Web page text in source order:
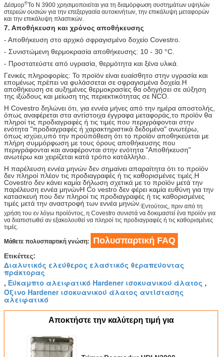
Δέσμορ®Το N 3900 χρησιμοποιείται για τη διαμόρφωση συστημάτων υψηλών
στερεών ουσιών για την επεξεργασία αυτοκινήτων, την επικάλυψη μεταφορών
και την επικάλυψη πλαστικών.
7. Αποθήκευση και χρόνος αποθήκευσης
- Αποθήκευση στο αρχικό σφραγισμένο δοχείο Covestro.
- Συνιστώμενη θερμοκρασία αποθήκευσης: 10 - 30 °C.
- Προστατεύστε από υγρασία, θερμότητα και ξένα υλικά.
Γενικές πληροφορίες: Το προϊόν είναι ευαίσθητο στην υγρασία και
επομένως πρέπει να φυλάσσεται σε σφραγισμένα δοχεία.Η
αποθήκευση σε αυξημένες θερμοκρασίες θα οδηγήσει σε αύξηση
της ιξώδους και μείωση της περιεκτικότητας σε NCO.
Η Covestro δηλώνει ότι, για εννέα μήνες από την ημέρα αποστολής,
όπως αναφέρεται στα αντίστοιχα έγγραφα μεταφοράς,το προϊόν θα
πληροί τις προδιαγραφές ή τις τιμές που περιγράφονται στην
ενότητα "προδιαγραφές ή χαρακτηριστικά δεδομένα" ανωτέρω,
όπως ισχύει,υπό την προϋπόθεση ότι το προϊόν αποθηκεύεται με
πλήρη συμμόρφωση με τους όρους αποθήκευσης που
περιγράφονται και αναφέρονται στην ενότητα "Αποθήκευση"
ανωτέρω και χειρίζεται κατά τρόπο κατάλληλο..
Η παρέλευση εννέα μηνών δεν σημαίνει απαραίτητα ότι το προϊόν
δεν πληροί πλέον τις προδιαγραφές ή τις καθορισμένες τιμές.Η
Covestro δεν κάνει καμία δήλωση σχετικά με το προϊόν μετά την
παρέλευση εννέα μηνώνΗ Co vestro δεν φέρει καμία ευθύνη για την
κατασκευή που δεν πληροί τις προδιαγραφές ή τις καθορισμένες
τιμές μετά την αναστροφή των εννέα μηνών.Εντούτοις, πριν από τη
χρήση του εν λόγω προϊόντος, η Covestro συνιστά να δοκιμαστεί ένα προϊόν για
να διαπιστωθεί αν εξακολουθεί να πληροί τις προδιαγραφές ή τις καθορισμένες
τιμές.
Μάθετε πολυσπαρτική γνώση: Πολυσπαρτική FAQ
Ετικέττες:
Διαλυτικός ελεύθερος ελαστικός θεραπεύοντας
πράκτορας
, Εύκαμπτο αλειφατικό Hardener ισοκυανικού άλατος ,
Όξινο Hardener ισοκυανικού άλατος αντίστασης
αλειφατικό
Αποκτήστε την καλύτερη τιμή για